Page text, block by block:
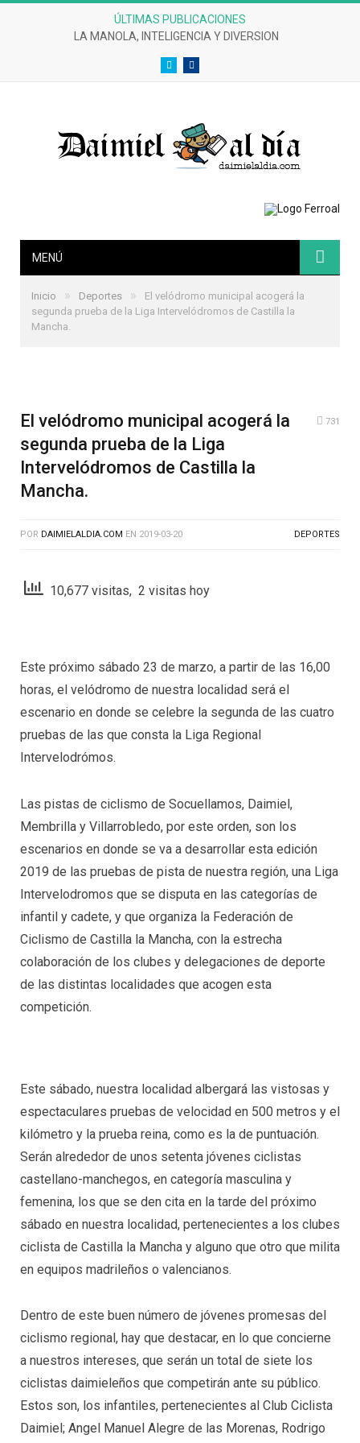
ÚLTIMAS PUBLICACIONES
LA MANOLA, INTELIGENCIA Y DIVERSION
TwitterFacebook
MENÚ
Inicio » Deportes »
El velódromo municipal acogerá la
segunda prueba de la Liga Intervelódromos de Castilla la
Mancha.
El velódromo municipal acogerá la
segunda prueba de la Liga
Intervelódromos de Castilla la
Mancha.
731
POR DAIMIELALDIA.COM EN 2019-03-20 DEPORTES
10,677 visitas, 2 visitas hoy
Este próximo sábado 23 de marzo, a partir de las 16,00
horas, el velódromo de nuestra localidad será el
escenario en donde se celebre la segunda de las cuatro
pruebas de las que consta la Liga Regional
Intervelodrómos.
Las pistas de ciclismo de Socuellamos, Daimiel,
Membrilla y Villarrobledo, por este orden, son los
escenarios en donde se va a desarrollar esta edición
2019 de las pruebas de pista de nuestra región, una Liga
Intervelodromos que se disputa en las categorías de
infantil y cadete, y que organiza la Federación de
Ciclismo de Castilla la Mancha, con la estrecha
colaboración de los clubes y delegaciones de deporte
de las distintas localidades que acogen esta
competición.
Este sábado, nuestra localidad albergará las vistosas y
espectaculares pruebas de velocidad en 500 metros y el
kilómetro y la prueba reina, como es la de puntuación.
Serán alrededor de unos setenta jóvenes ciclistas
castellano-manchegos, en categoría masculina y
femenina, los que se den cita en la tarde del próximo
sábado en nuestra localidad, pertenecientes a los clubes
ciclista de Castilla la Mancha y alguno que otro que milita
en equipos madrileños o valencianos.
Dentro de este buen número de jóvenes promesas del
ciclismo regional, hay que destacar, en lo que concierne
a nuestros intereses, que serán un total de siete los
ciclistas daimieleños que competirán ante su público.
Estos son, los infantiles, pertenecientes al Club Ciclista
Daimiel; Angel Manuel Alegre de las Morenas, Rodrigo